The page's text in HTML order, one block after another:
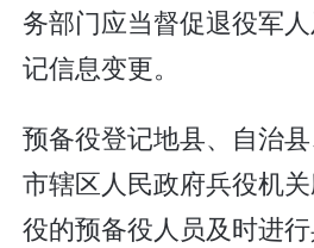
务部门应当督促退役军
记信息变更。
预备役登记地县、自治县
市辖区人民政府兵役机
役的预备役人员及时进